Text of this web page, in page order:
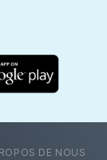
DE NOUS